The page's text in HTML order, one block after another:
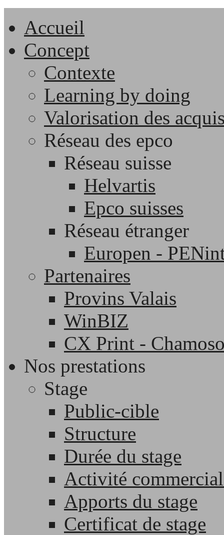
Accueil
Concept
Contexte
Learning by doing
Valorisation des
Réseau des epco
Réseau suisse
Helvartis
Epco suisses
Réseau étranger
Europen -
Partenaires
Provins Valais
WinBIZ
CX Print -
Nos prestations
Stage
Public-cible
Structure
Durée du stage
Activité
Apports du stage
Certificat de stage